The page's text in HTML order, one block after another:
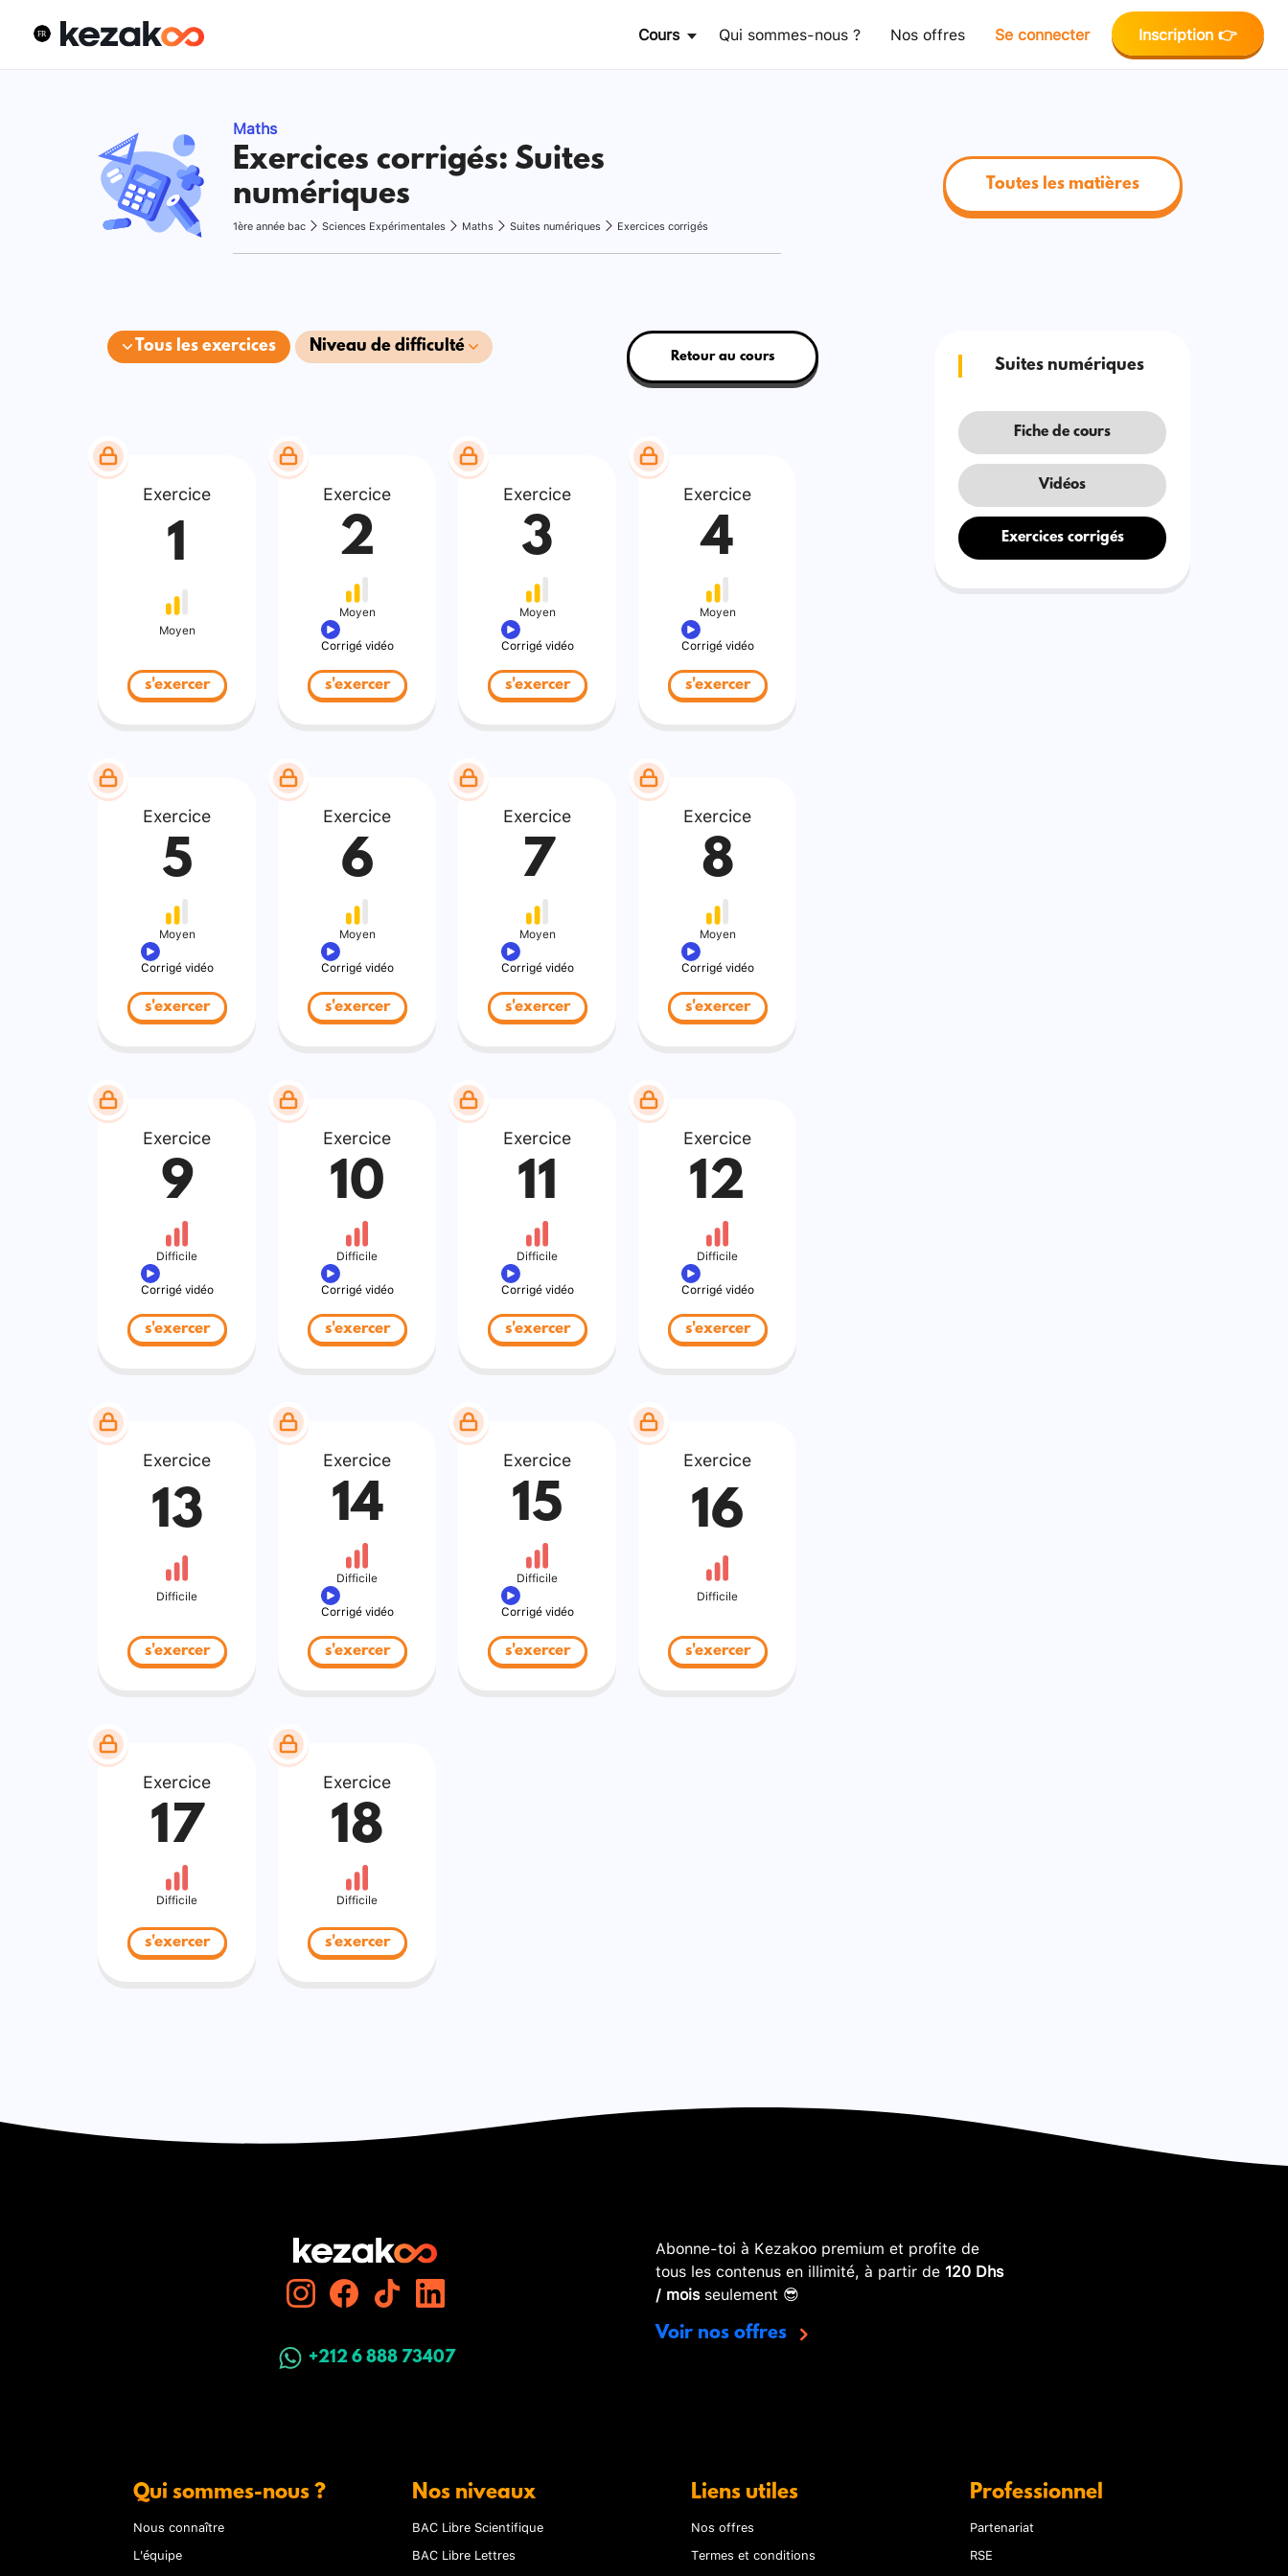
Cours Qui sommes-nous ? Nos offres Se connecter Inscription 👉
Maths
Exercices corrigés: Suites
numériques
1ère année bac Sciences Expérimentales Maths Suites numériques Exercices corrigés
Toutes les matières
Tous les exercices Niveau de difficulté
Retour au cours
Exercice
1
Moyen
s'exercer
Exercice
2
Moyen
Corrigé vidéo
s'exercer
Exercice
3
Moyen
Corrigé vidéo
s'exercer
Exercice
4
Moyen
Corrigé vidéo
s'exercer
Exercice
5
Moyen
Corrigé vidéo
s'exercer
Exercice
6
Moyen
Corrigé vidéo
s'exercer
Exercice
7
Moyen
Corrigé vidéo
s'exercer
Exercice
8
Moyen
Corrigé vidéo
s'exercer
Exercice
9
Difficile
Corrigé vidéo
s'exercer
Exercice
10
Difficile
Corrigé vidéo
s'exercer
Exercice
11
Difficile
Corrigé vidéo
s'exercer
Exercice
12
Difficile
Corrigé vidéo
s'exercer
Exercice
13
Difficile
s'exercer
Exercice
14
Difficile
Corrigé vidéo
s'exercer
Exercice
15
Difficile
Corrigé vidéo
s'exercer
Exercice
16
Difficile
s'exercer
Exercice
17
Difficile
s'exercer
Exercice
18
Difficile
s'exercer
Suites numériques
Fiche de cours
Vidéos
Exercices corrigés
+212 6 888 73407
Abonne-toi à Kezakoo premium et profite de
tous les contenus en illimité, à partir de 120 Dhs
/ moisseulement 😎
Voir nos offres
Qui sommes-nous ?
Nous connaître
L'équipe
Nos niveaux
BAC Libre Scientifique
BAC Libre Lettres
Liens utiles
Nos offres
Termes et conditions
Professionnel
Partenariat
RSE